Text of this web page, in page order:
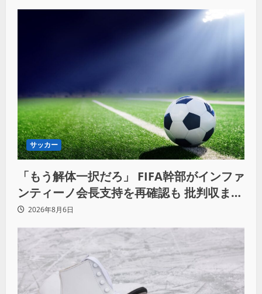
サッカー
「もう解体一択だろ」 FIFA幹部がインファ
ンティーノ会長支持を再確認も 批判収まら
ず2026年8月6日